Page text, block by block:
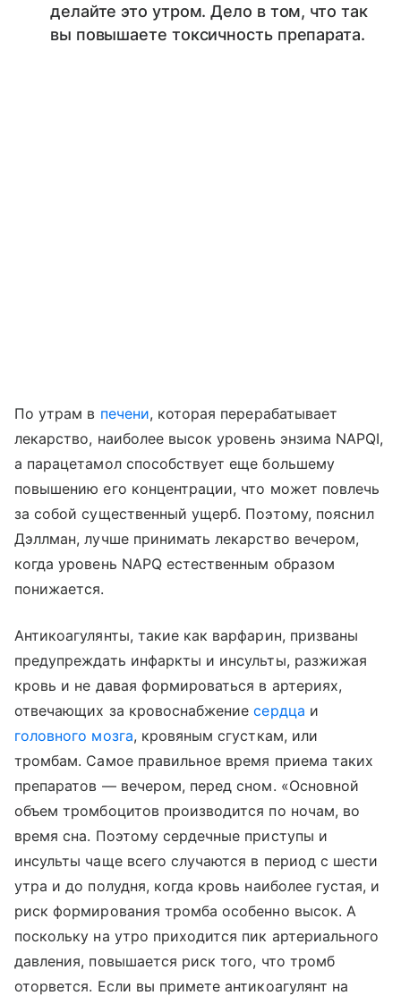
делайте это утром. Дело в том, что так
вы повышаете токсичность препарата.
По утрам в печени, которая перерабатывает
лекарство, наиболее высок уровень энзима NAPQI,
а парацетамол способствует еще большему
повышению его концентрации, что может повлечь
за собой существенный ущерб. Поэтому, пояснил
Дэллман, лучше принимать лекарство вечером,
когда уровень NAPQ естественным образом
понижается.
Антикоагулянты, такие как варфарин, призваны
предупреждать инфаркты и инсульты, разжижая
кровь и не давая формироваться в артериях,
отвечающих за кровоснабжениесердца и
головного мозга, кровяным сгусткам, или
тромбам. Самое правильное время приема таких
препаратов — вечером, перед сном. «Основной
объем тромбоцитов производится по ночам, во
время сна. Поэтому сердечные приступы и
инсульты чаще всего случаются в период с шести
утра и до полудня, когда кровь наиболее густая, и
риск формирования тромба особенно высок. А
поскольку на утро приходится пик артериального
давления, повышается риск того, что тромб
оторвется. Если вы примете антикоагулянт на